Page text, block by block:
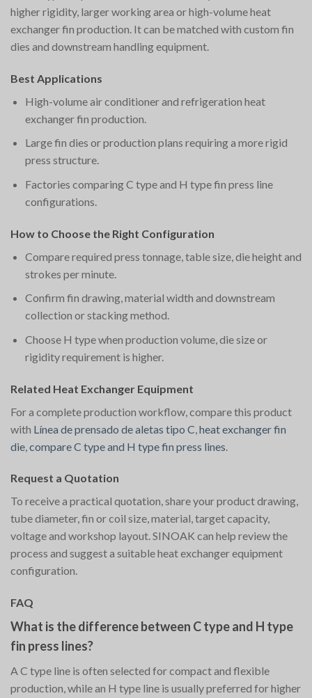
higher rigidity, larger working area or high-volume heat
exchanger fin production. It can be matched with custom fin
dies and downstream handling equipment.
Best Applications
High-volume air conditioner and refrigeration heat
exchanger fin production.
Large fin dies or production plans requiring a more rigid
press structure.
Factories comparing C type and H type fin press line
configurations.
How to Choose the Right Configuration
Compare required press tonnage, table size, die height and
strokes per minute.
Confirm fin drawing, material width and downstream
collection or stacking method.
Choose H type when production volume, die size or
rigidity requirement is higher.
Related Heat Exchanger Equipment
For a complete production workflow, compare this product
with Línea de prensado de aletas tipo C heat exchanger fin
die compare C type and H type fin press lines
Request a Quotation
To receive a practical quotation, share your product drawing,
tube diameter, fin or coil size, material, target capacity,
voltage and workshop layout. SINOAK can help review the
process and suggest a suitable heat exchanger equipment
configuration.
FAQ
What is the difference between C type and H type
fin press lines?
A C type line is often selected for compact and flexible
production, while an H type line is usually preferred for higher